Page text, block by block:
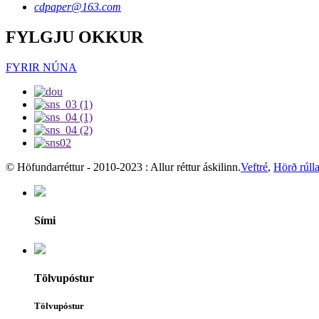
cdpaper@163.com
FYLGJU OKKUR
FYRIR NÚNA
© Höfundarréttur - 2010-2023 : Allur réttur áskilinn.Veftré, Hörð
Sími
Tölvupóstur
Tölvupóstur